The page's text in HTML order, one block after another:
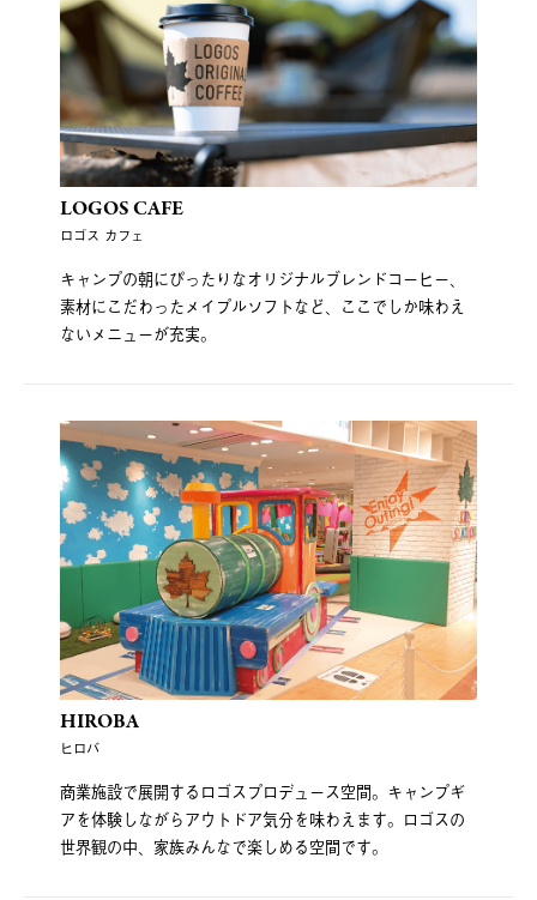
LOGOS CAFE
ロゴス カフェ
キャンプの朝にぴったりなオリジナルブレンドコーヒー、
素材にこだわったメイプルソフトなど、ここでしか味わえ
ないメニューが充実。
HIROBA
ヒロバ
商業施設で展開するロゴスプロデュース空間。キャンプギ
アを体験しながらアウトドア気分を味わえます。ロゴスの
世界観の中、家族みんなで楽しめる空間です。